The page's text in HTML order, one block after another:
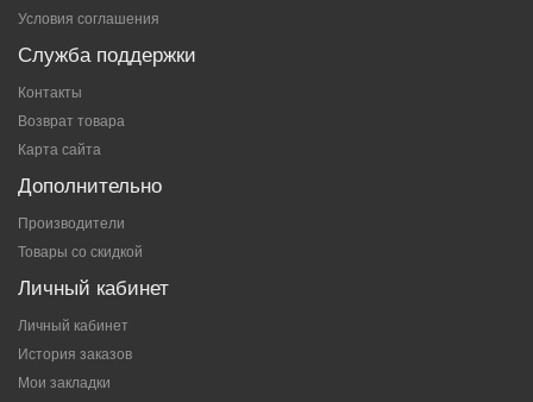
Условия соглашения
Служба поддержки
Контакты
Возврат товара
Карта сайта
Дополнительно
Производители
Товары со скидкой
Личный кабинет
Личный кабинет
История заказов
Мои закладки